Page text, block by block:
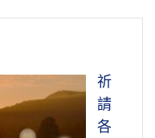
祈
請
各